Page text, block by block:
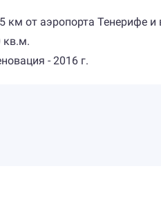
км от аэропорта Тенерифе
кв.м.
- 2016 г.